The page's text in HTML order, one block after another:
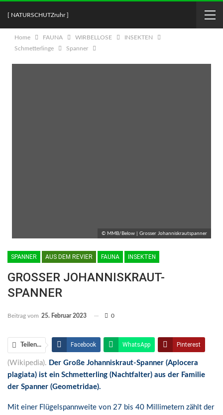
[ NATURSCHUTZruhr ]
Home FAUNA WIRBELLOSE
INSEKTEN
Schmetterlinge
Spanner
© MMB/Below | Grosser Johanniskrautspanner
SPANNER AUS DEM REVIER FAUNA INSEKTEN
GROSSER JOHANNISKRAUT-
SPANNER
Beitrag vom 25. Februar 2023 0
Teilen... Facebook WhatsApp Pinterest
Email Linkedin Telegram
Facebook Messenger
(Wikipedia). Der Große Johanniskraut-Spanner (Aplocera
plagiata) ist ein Schmetterling (Nachtfalter) aus der Familie
der Spanner (Geometridae).
Mit einer Flügelspannweite von 27 bis 40 Millimetern zählt der